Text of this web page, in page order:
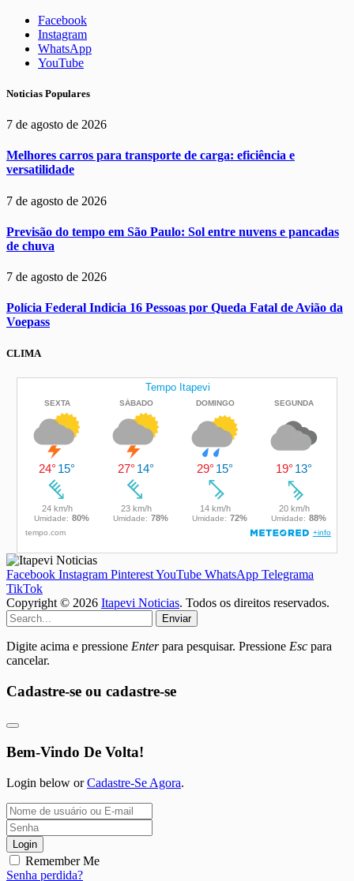
Facebook
Instagram
WhatsApp
YouTube
Noticias Populares
7 de agosto de 2026
Melhores carros para transporte de carga: eficiência e
versatilidade
7 de agosto de 2026
Previsão do tempo em São Paulo: Sol entre nuvens e pancadas
de chuva
7 de agosto de 2026
Polícia Federal Indicia 16 Pessoas por Queda Fatal de Avião da
Voepass
CLIMA
Facebook Instagram PinterestYouTube WhatsApp Telegrama
TikTok
Copyright © 2026 Itapevi Noticias. Todos os direitos reservados.
Enviar
Digite acima e pressione Enterpara pesquisar. Pressione Esc para
cancelar.
Cadastre-se ou cadastre-se
Bem-Vindo De Volta!
Login below orCadastre-Se Agora.
Login
Remember Me
Senha perdida?